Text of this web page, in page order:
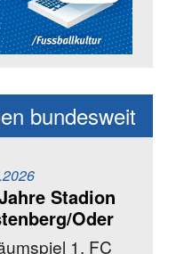
der
bundesweit
Stadion
Oder
1. FC